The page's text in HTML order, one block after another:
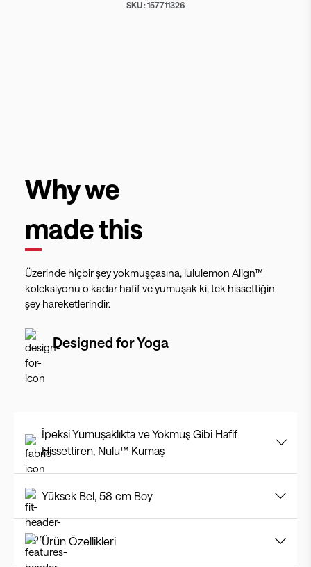
SKU :157711326
Why we
made this
Üzerinde hiçbir şey yokmuşçasına, lululemon Align™
koleksiyonu o kadar hafif ve yumuşak ki, tek hissettiğin
şey hareketlerindir.
Designed forYoga
İpeksi Yumuşaklıkta ve Yokmuş Gibi Hafif
Hissettiren, Nulu™ Kumaş
Yüksek Bel, 58 cm Boy
Ürün Özellikleri